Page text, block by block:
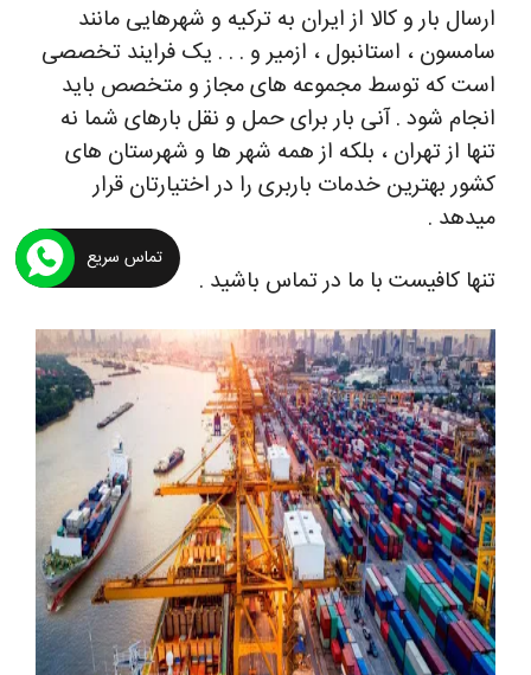
ارسال بار و کالا از ایران به ترکیه و شهرهایی مانند
سامسون ، استانبول ، ازمیر و . . . یک فرایند تخصصی
است که توسط مجموعه های مجاز و متخصص باید
انجام شود .آنی بار برای حمل و نقل بارهای شما نه
تنها از تهران ، بلکه از همه شهر ها و شهرستان های
کشور بهترین خدمات باربری را در اختیارتان قرار
میدهد .
تنها کافیست با ما در تماس باشید .
تماس سریع